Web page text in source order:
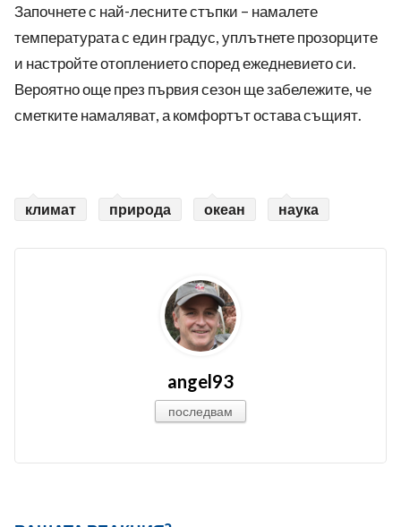
Започнете с най-лесните стъпки – намалете
температурата с един градус, уплътнете прозорците
и настройте отоплението според ежедневието си.
Вероятно още през първия сезон ще забележите, че
сметките намаляват, а комфортът остава същият.
климат природа океан наука
angel93
последвам